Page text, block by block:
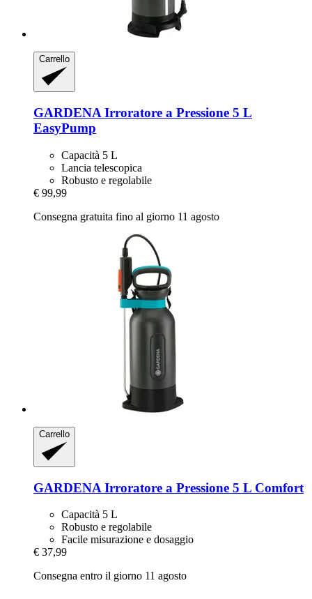
Carrello
GARDENA Irroratore a Pressione 5 L
EasyPump
Capacità 5 L
Lancia telescopica
Robusto e regolabile
€ 99,99
Consegna gratuita fino al giorno 11 agosto
Carrello
GARDENA Irroratore a Pressione 5 L Comfort
Capacità 5 L
Robusto e regolabile
Facile misurazione e dosaggio
€ 37,99
Consegna entro il giorno 11 agosto